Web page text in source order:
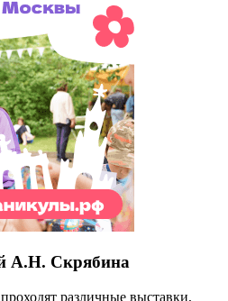
А.Н. Скрябина
различные выставки,